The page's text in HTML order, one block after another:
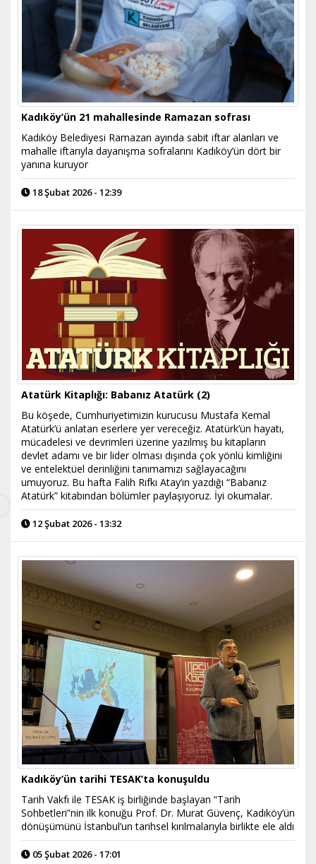
Kadıköy’ün 21 mahallesinde Ramazan sofrası
Kadıköy Belediyesi Ramazan ayında sabit iftar alanları ve
mahalle iftarıyla dayanışma sofralarını Kadıköy’ün dört bir
yanına kuruyor
18 Şubat 2026 - 12:39
Atatürk Kitaplığı: Babanız Atatürk (2)
Bu köşede, Cumhuriyetimizin kurucusu Mustafa Kemal
Atatürk’ü anlatan eserlere yer vereceğiz. Atatürk’ün hayatı,
mücadelesi ve devrimleri üzerine yazılmış bu kitapların
devlet adamı ve bir lider olması dışında çok yönlü kimliğini
ve entelektüel derinliğini tanımamızı sağlayacağını
umuyoruz. Bu hafta Falih Rıfkı Atay’ın yazdığı “Babanız
Atatürk” kitabından bölümler paylaşıyoruz. İyi okumalar.
12 Şubat 2026 - 13:32
Kadıköy’ün tarihi TESAK’ta konuşuldu
Tarih Vakfı ile TESAK iş birliğinde başlayan “Tarih
Sohbetleri”nin ilk konuğu Prof. Dr. Murat Güvenç, Kadıköy’ün
dönüşümünü İstanbul’un tarihsel kırılmalarıyla birlikte ele aldı
05 Şubat 2026 - 17:01